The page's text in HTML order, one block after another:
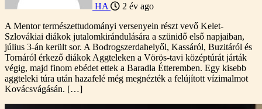
HA
2 év ago
A Mentor természettudományi versenyein részt vevő Kelet-
Szlovákiai diákok jutalomkirándulására a szünidő első napjaiban,
július 3-án került sor. A Bodrogszerdahelyől, Kassáról, Buzitáról és
Tornáról érkező diákok Aggteleken a Vörös-tavi középtúrát járták
végig, majd finom ebédet ettek a Baradla Étteremben. Egy kisebb
aggteleki túra után hazafelé még megnézték a felújított vízimalmot
Kovácsvágásán. […]